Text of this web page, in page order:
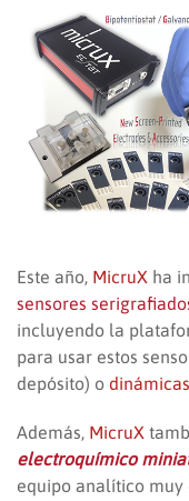
Este año, MicruX ha
sensores
incluyendo la
para usar estos
depósito) o dinámicas
Además, MicruX
electroquímico
equipo analítico